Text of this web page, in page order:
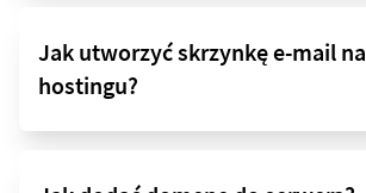
Jak utworzyć skrzynkę e-mail na
hostingu?